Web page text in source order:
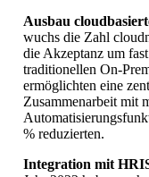
Ausbau
wuchs die Zahl
die Akzeptanz um
traditionellen On-
ermöglichten eine
Zusammenarbeit mit
% reduzierten.
Integration mit